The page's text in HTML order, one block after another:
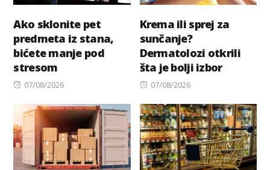
Ako sklonite pet
predmeta iz stana,
bićete manje pod
stresom
Posted
07/08/2026
Krema ili sprej za
sunčanje?
Dermatolozi otkrili
šta je bolji izbor
Posted
07/08/2026